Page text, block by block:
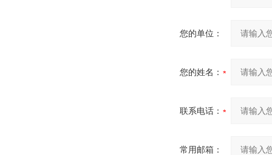
您的单位：
您的姓名：
联系电话：
常用邮箱：